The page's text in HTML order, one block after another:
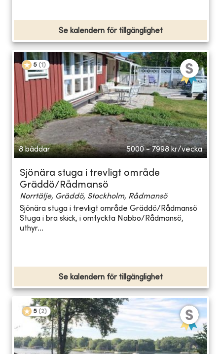
Se kalendern för tillgänglighet
5 (1 )
8 bäddar 5000 - 7998 kr/vecka
Sjönära stuga i trevligt område
Gräddö/Rådmansö
Norrtälje, Gräddö, Stockholm, Rådmansö
Sjönära stuga i trevligt område Gräddö/Rådmansö
Stuga i bra skick, i omtyckta Nabbo/Rådmansö,
uthyr...
Se kalendern för tillgänglighet
5 (2)